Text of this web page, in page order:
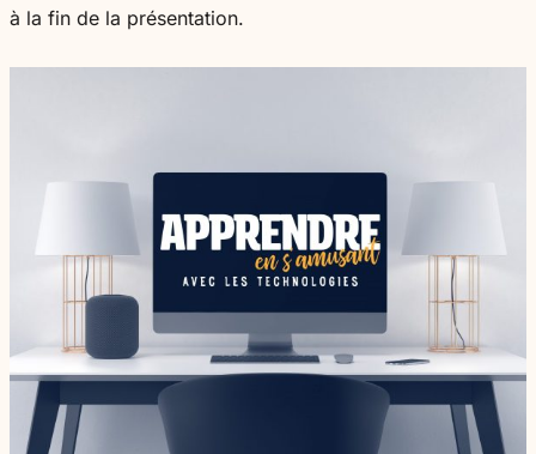
à la fin de la présentation.